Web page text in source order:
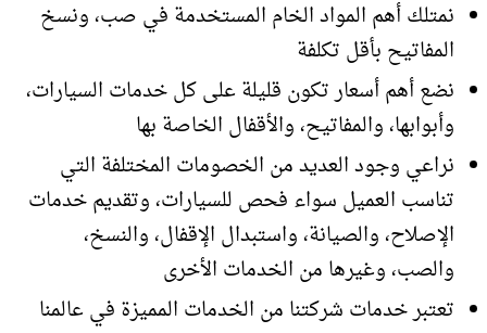
نمتلك أهم المواد الخام المستخدمة في صب، ونسخ
المفاتيح بأقل تكلفة
نضع أهم أسعار تكون قليلة على كل خدمات السيارات،
وأبوابها، والمفاتيح، والأقفال الخاصة بها
نراعي وجود العديد من الخصومات المختلفة التي
تناسب العميل سواء فحص للسيارات، وتقديم خدمات
الإصلاح، والصيانة، واستبدال الإقفال، والنسخ،
والصب، وغيرها من الخدمات الأخرى
تعتبر خدمات شركتنا من الخدمات المميزة في عالمنا